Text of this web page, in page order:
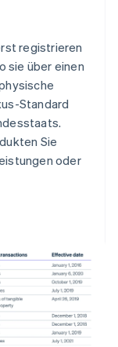
registrieren
sie über einen
Standard
Sie
oder